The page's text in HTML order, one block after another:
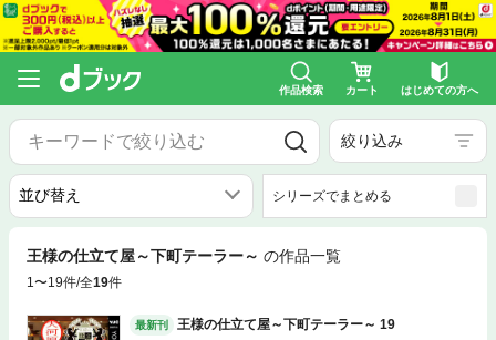
作品検索 カート はじめての方へ
絞り込み
シリーズでまとめる
王様の仕立て屋～下町テーラー～ の作品一覧
1〜19件/全19件
最新刊
王様の仕立て屋～下町テーラー～ 19